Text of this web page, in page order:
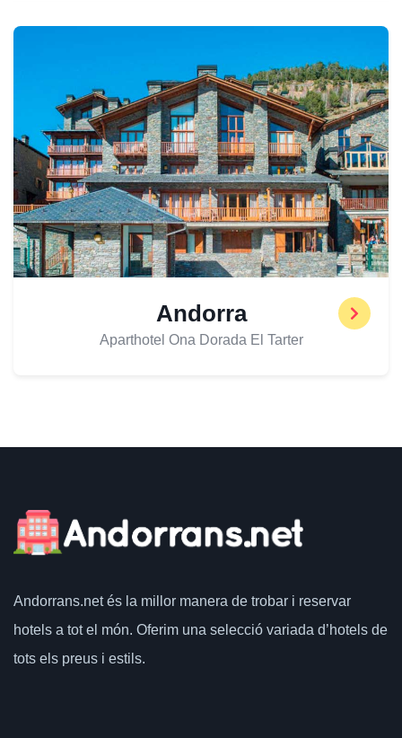
Andorra
Aparthotel Ona Dorada El Tarter
Andorrans.netés la millor manera de trobar i reservar
hotels a tot el món. Oferim una selecció variada d’hotels de
tots els preus i estils.